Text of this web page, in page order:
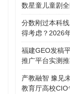
数星童儿童剧
分数刚过本科
得考虑？2026
福建GEO发稿
推广平台实测
产教融智 豫见
教育厅高校